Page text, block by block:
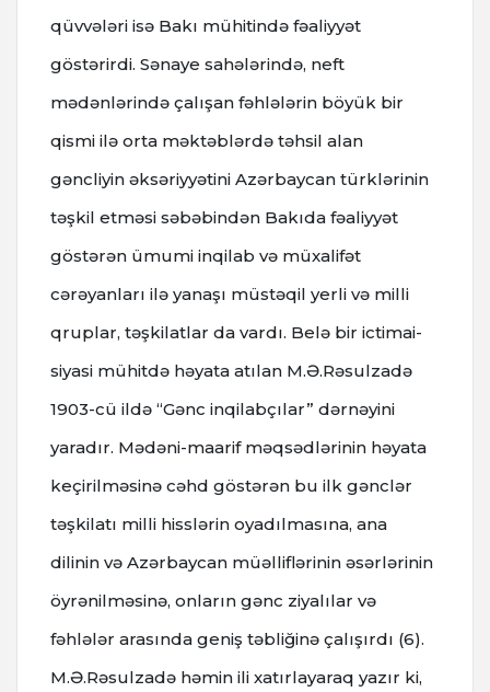
qüvvələri isə Bakı mühitində fəaliyyət
göstərirdi. Sənaye sahələrində, neft
mədənlərində çalışan fəhlələrin böyük bir
qismi ilə orta məktəblərdə təhsil alan
gəncliyin əksəriyyətini Azərbaycan türklərinin
təşkil etməsi səbəbindən Bakıda fəaliyyət
göstərən ümumi inqilab və müxalifət
cərəyanları ilə yanaşı müstəqil yerli və milli
qruplar, təşkilatlar da vardı. Belə bir ictimai-
siyasi mühitdə həyata atılan M.Ə.Rəsulzadə
1903-cü ildə “Gənc inqilabçılar” dərnəyini
yaradır. Mədəni-maarif məqsədlərinin həyata
keçirilməsinə cəhd göstərən bu ilk gənclər
təşkilatı milli hisslərin oyadılmasına, ana
dilinin və Azərbaycan müəlliflərinin əsərlərinin
öyrənilməsinə, onların gənc ziyalılar və
fəhlələr arasında geniş təbliğinə çalışırdı (6).
M.Ə.Rəsulzadə həmin ili xatırlayaraq yazır ki,